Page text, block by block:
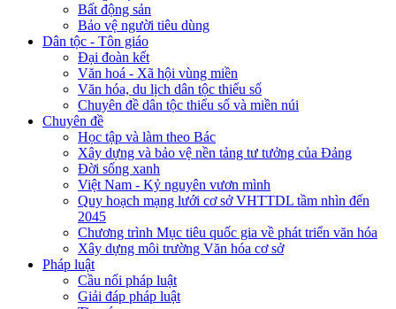
Bất động sản
Bảo vệ người tiêu dùng
Dân tộc - Tôn giáo
Đại đoàn kết
Văn hoá - Xã hội vùng miền
Văn hóa, du lịch dân tộc thiểu số
Chuyên đề dân tộc thiểu số và miền núi
Chuyên đề
Học tập và làm theo Bác
Xây dựng và bảo vệ nền tảng tư tưởng của Đảng
Đời sống xanh
Việt Nam - Kỷ nguyên vươn mình
Quy hoạch mạng lưới cơ sở VHTTDL tầm nhìn đến
2045
Chương trình Mục tiêu quốc gia về phát triển văn hóa
Xây dựng môi trường Văn hóa cơ sở
Pháp luật
Cầu nối pháp luật
Giải đáp pháp luật